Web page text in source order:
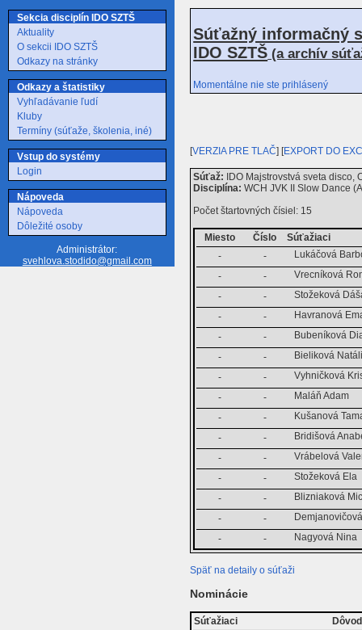
Sekcia disciplín IDO SZTŠ
Aktuality
O sekcii IDO SZTŠ
Odkazy na stránky
Odkazy a štatistiky
Vyhľadávanie ľudí
Kluby
Termíny (súťaže, školenia, iné)
Vstup do systémy
Login
Nápoveda
Nápoveda
Dôležité osoby
Administrátor:
svehlova.stodido@gmail.com
Súťažný informačný
IDO SZTŠ (a archív
Momentálne nie ste prihlásený
[VERZIA PRE TLAČ] [EXPORT DO
Súťaž: IDO Majstrovstvá sveta disco,
Disciplína: WCH JVK II Slow Dance
Počet štartovných čísiel: 15
Miesto Číslo
Súťažiaci
-
-
Lukáčová
-
-
Vrecníková
-
-
Stožeková
-
-
Havranová
-
-
Bubeníková
-
-
Bieliková
-
-
Vyhničková
-
-
Maláň Adam
-
-
Kušanová
-
-
Bridišová
-
-
Vrábelová
-
-
Stožeková Ela
-
-
Blizniaková
-
-
-
- Nagyová Nina
Späť na detaily o súťaži
Nominácie
Súťažiaci
Dôvod